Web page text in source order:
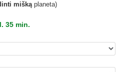
miškąplaneta)
35 min.